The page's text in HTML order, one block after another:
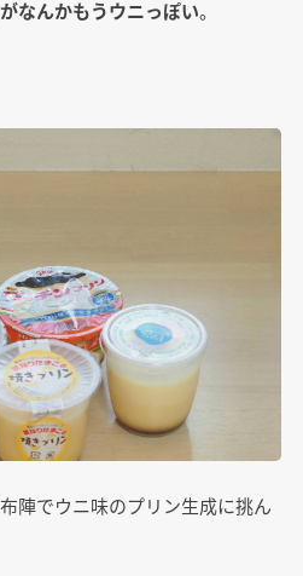
なんかもうウニっぽい。
陣でウニ味のプリン生成に挑ん